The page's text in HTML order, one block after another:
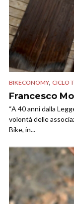
BIKECONOMY, CICLO
Francesco
“A 40 anni dalla
volontà delle
Bike, in...